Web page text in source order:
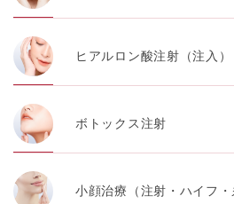
ヒアルロン酸注射（注入）
ボトックス注射
小顔治療（注射・ハイフ・